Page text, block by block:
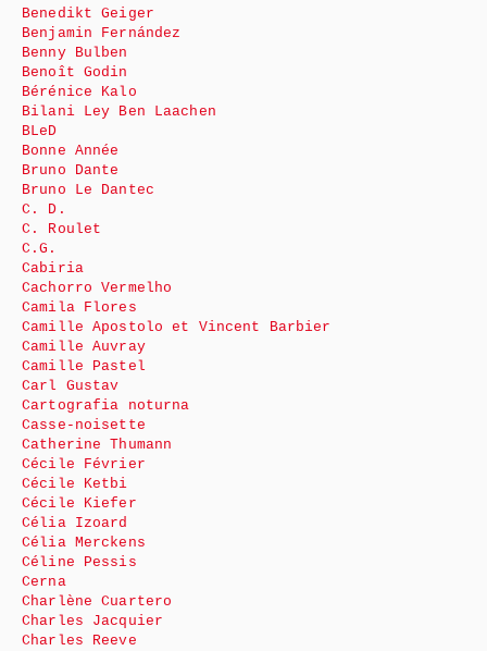
Benedikt Geiger
Benjamin Fernández
Benny Bulben
Benoît Godin
Bérénice Kalo
Bilani Ley Ben Laachen
BLeD
Bonne Année
Bruno Dante
Bruno Le Dantec
C. D.
C. Roulet
C.G.
Cabiria
Cachorro Vermelho
Camila Flores
Camille Apostolo et Vincent Barbier
Camille Auvray
Camille Pastel
Carl Gustav
Cartografia noturna
Casse-noisette
Catherine Thumann
Cécile Février
Cécile Ketbi
Cécile Kiefer
Célia Izoard
Célia Merckens
Céline Pessis
Cerna
Charlène Cuartero
Charles Jacquier
Charles Reeve